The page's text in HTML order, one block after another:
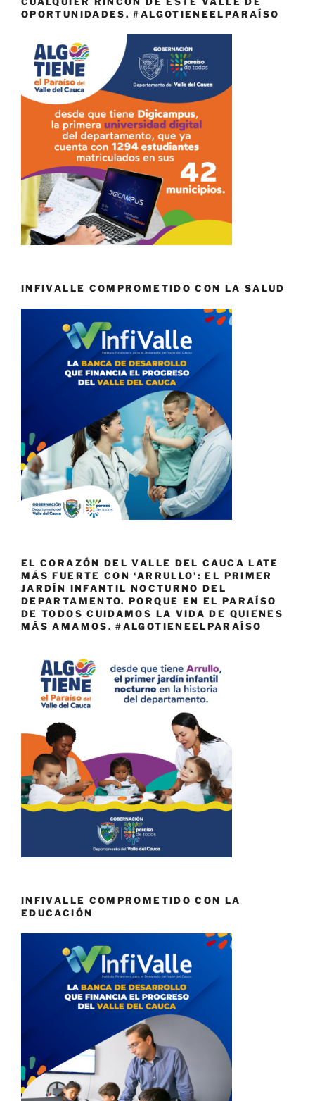
OPORTUNIDADES. #ALGOTIENEELPARAÍSO
INFIVALLE COMPROMETIDO CON LA SALUD
EL CORAZÓN DEL VALLE DEL CAUCA LATE
MÁS FUERTE CON ‘ARRULLO’: EL PRIMER
JARDÍN INFANTIL NOCTURNO DEL
DEPARTAMENTO. PORQUE EN EL PARAÍSO
DE TODOS CUIDAMOS LA VIDA DE QUIENES
MÁS AMAMOS. #ALGOTIENEELPARAÍSO
INFIVALLE COMPROMETIDO CON LA
EDUCACIÓN